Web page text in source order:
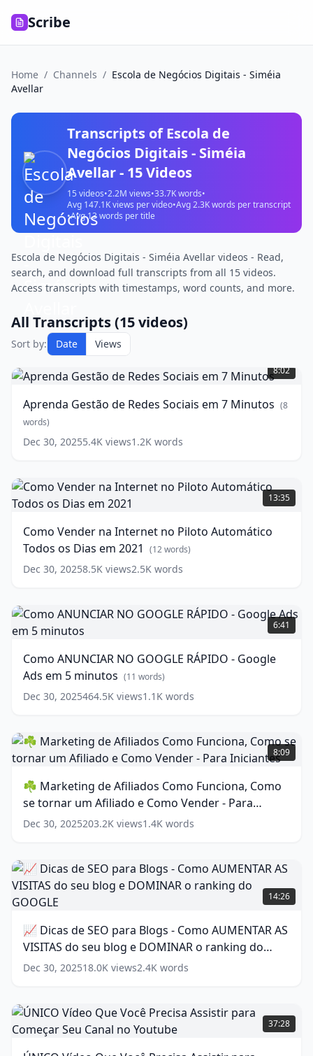
Scribe
Home / Channels / Escola de Negócios Digitais - Siméia
Avellar
Transcripts ofEscola de
Negócios Digitais - Siméia
Avellar- 15Videos
15 videos•2.2M views•33.7Kwords•
Avg 147.1Kviews per video•Avg2.3Kwords per transcript
•Avg13words per title
Escola de Negócios Digitais - Siméia Avellar videos - Read,
search, and download full transcripts from all 15 videos.
Access transcripts with timestamps, word counts, and more.
All Transcripts (15videos)
Sort by: Date Views
Aprenda
Gestão
de
Sociais
em
7
Minutos
8:02
Aprenda Gestão de Redes Sociais em 7 Minutos (8
words)
Dec 30, 20255.4K views1.2K words
Como
Vender
na
no
Piloto
Automático
Todos
Dias
em
2021 (12
13:35
Como Vender na Internet no Piloto Automático
Todos os Dias em 2021
(12words)
Dec 30, 20258.5K views2.5K words
Como
ANUNCIAR
NO
RÁPIDO
-
Google
Ads
5
minutos (11
words)
6:41
Como ANUNCIAR NO GOOGLE RÁPIDO - Google
Ads em 5 minutos (11 words)
Dec 30, 2025464.5K views1.1K words
☘
Marketing
de
Como
Funciona,
Como
se
um
Afiliado
e
Como
Para
words)
8:09
☘ Marketing de Afiliados Como Funciona, Como
se tornar um Afiliado e Como Vender - Para
Iniciantes (17words)
Dec 30, 2025203.2K views1.4K words
📈
Dicas
de
para
Blogs
Como
AS
VISITAS
do
14:26
📈 Dicas de SEO para Blogs - Como AUMENTAR AS
VISITAS do seu blog e DOMINAR o ranking do
GOOGLE (20 words)
Dec 30, 202518.0K views2.4K words
ÚNICO
Vídeo
Que
Você
37:28